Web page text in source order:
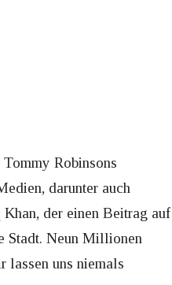
Robinsons
darunter auch
der einen Beitrag auf
Stadt. Neun Millionen
lassen uns niemals